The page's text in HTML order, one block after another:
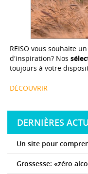
REISO vous souhaite
d'inspiration? Nos
toujours à votre
DÉCOUVRIR
DERNIÈRES
Un site pour
Grossesse: «zéro